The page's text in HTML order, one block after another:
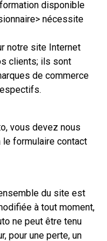
disponible
nécessite
notre site Internet
clients; ils sont
de commerce
vous devez nous
le formulaire contact
du site est
à tout moment,
ne peut être tenu
pour une perte, un